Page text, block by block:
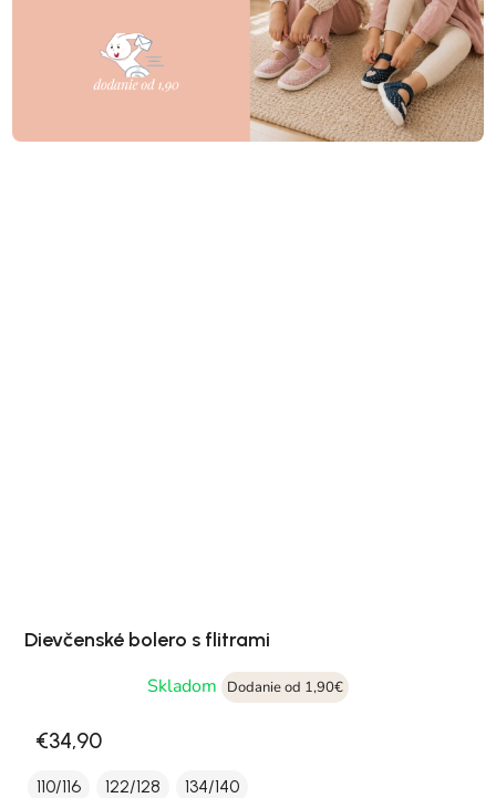
Dievčenské bolero s flitrami
Skladom
Dodanie od 1,90€
€34,90
110/116 122/128 134/140